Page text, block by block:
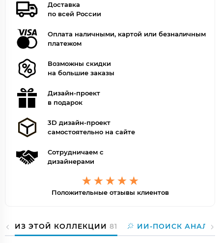
Доставка
по всей России
Оплата наличными, картой или безналичным
платежом
Возможны скидки
на большие заказы
Дизайн-проект
в подарок
3D дизайн-проект
самостоятельно на сайте
Сотрудничаем с
дизайнерами
Положительные отзывы клиентов
ИЗ ЭТОЙ КОЛЛЕКЦИИ 81 ИИ-ПОИСК